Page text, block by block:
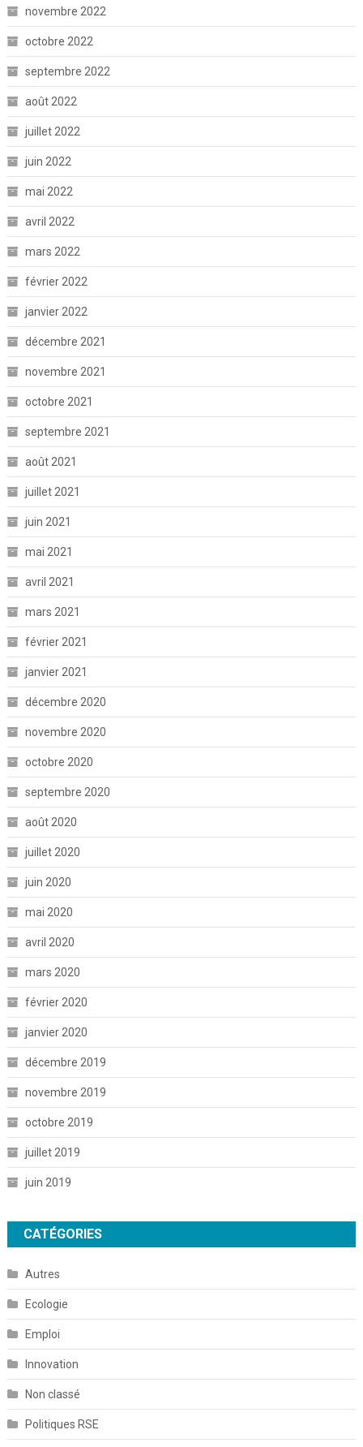
novembre 2022
octobre 2022
septembre 2022
août 2022
juillet 2022
juin 2022
mai 2022
avril 2022
mars 2022
février 2022
janvier 2022
décembre 2021
novembre 2021
octobre 2021
septembre 2021
août 2021
juillet 2021
juin 2021
mai 2021
avril 2021
mars 2021
février 2021
janvier 2021
décembre 2020
novembre 2020
octobre 2020
septembre 2020
août 2020
juillet 2020
juin 2020
mai 2020
avril 2020
mars 2020
février 2020
janvier 2020
décembre 2019
novembre 2019
octobre 2019
juillet 2019
juin 2019
CATÉGORIES
Autres
Ecologie
Emploi
Innovation
Non classé
Politiques RSE